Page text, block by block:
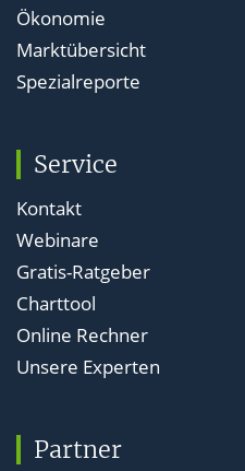
Ökonomie
Marktübersicht
Spezialreporte
Service
Kontakt
Webinare
Gratis-Ratgeber
Charttool
Online Rechner
Unsere Experten
Partner